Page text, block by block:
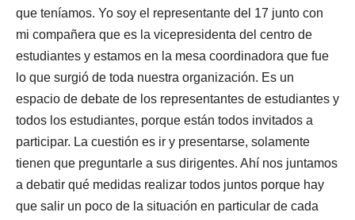
que teníamos. Yo soy el representante del 17 junto con
mi compañera que es la vicepresidenta del centro de
estudiantes y estamos en la mesa coordinadora que fue
lo que surgió de toda nuestra organización. Es un
espacio de debate de los representantes de estudiantes y
todos los estudiantes, porque están todos invitados a
participar. La cuestión es ir y presentarse, solamente
tienen que preguntarle a sus dirigentes. Ahí nos juntamos
a debatir qué medidas realizar todos juntos porque hay
que salir un poco de la situación en particular de cada